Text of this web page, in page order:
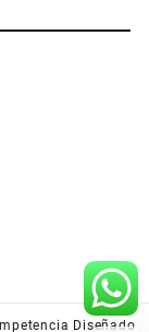
Diseñado